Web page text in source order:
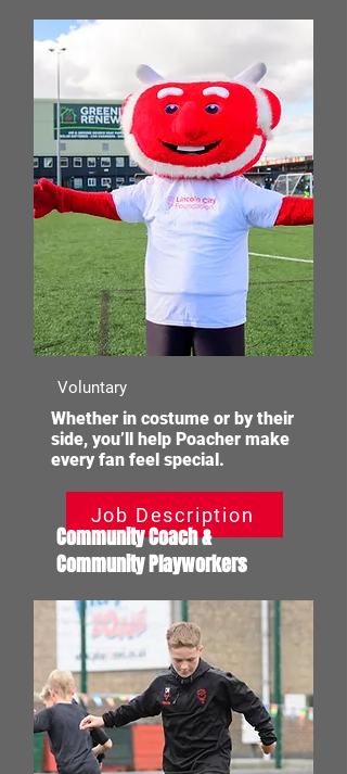
Voluntary
Whether in costume or by their
side, you’ll help Poacher make
every fan feel special.
Job Description
Community Coach &
Community Playworkers